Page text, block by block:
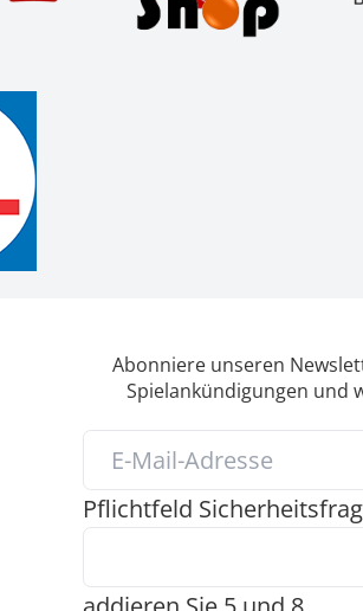
Abonniere unseren
Spielankündigungen und
Pflichtfeld